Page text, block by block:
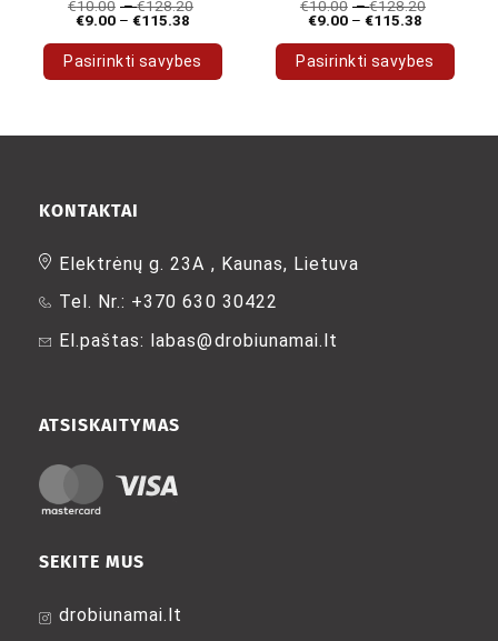
€10.00 –€128.20
€9.00 – €115.38
Pasirinkti savybes
has
The
be
chosen
the
€10.00 –€128.20
€9.00 – €115.38
Pasirinkti savybes
has
SEKITE MUS
drobiunamai.lt
ATSISKAITYMAS
KONTAKTAI
Elektrėnų g. 23A , Kaunas, Lietuva
Tel. Nr.: +370 630 30422
El.paštas: labas@drobiunamai.lt